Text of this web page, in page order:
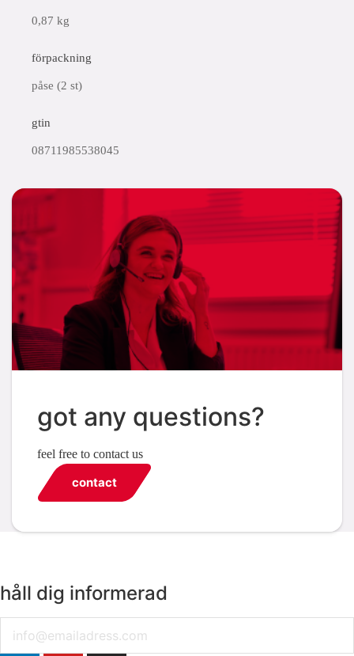
0,87 kg
förpackning
påse (2 st)
gtin
08711985538045
got any questions?
feel free to contact us
contact
håll dig informerad